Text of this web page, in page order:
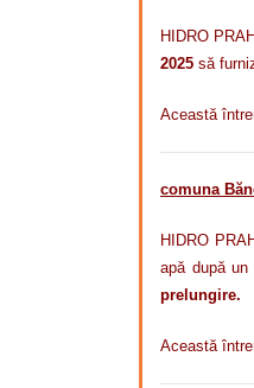
HIDRO
2025 să
Această
comuna
HIDRO
apă după un
prelungire.
Această